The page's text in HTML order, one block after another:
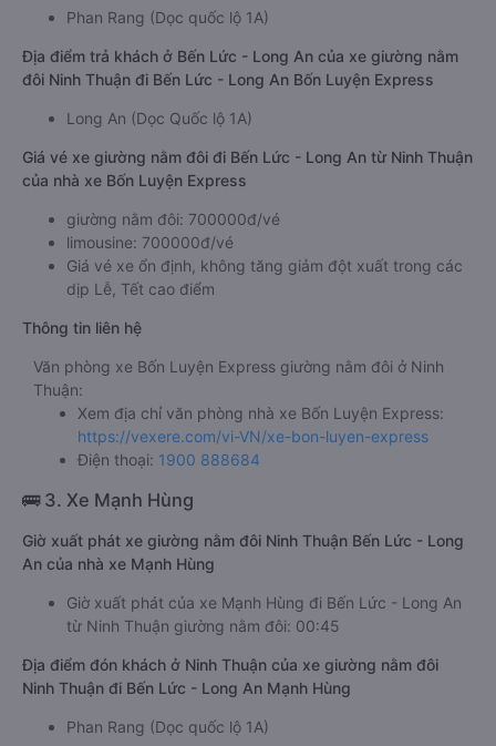
Phan Rang (Dọc quốc lộ 1A)
Địa điểm trả khách ở Bến Lức - Long An của xe giường nằm
đôi Ninh Thuận đi Bến Lức - Long An Bốn Luyện Express
Long An (Dọc Quốc lộ 1A)
Giá vé xe giường nằm đôi đi Bến Lức - Long An từ Ninh Thuận
của nhà xe Bốn Luyện Express
giường nằm đôi: 700000đ/vé
limousine: 700000đ/vé
Giá vé xe ổn định, không tăng giảm đột xuất trong các
dịp Lễ, Tết cao điểm
Thông tin liên hệ
Văn phòng xe Bốn Luyện Express giường nằm đôi ở Ninh
Thuận:
Xem địa chỉ văn phòng nhà xe Bốn Luyện Express:
https://vexere.com/vi-VN/xe-bon-luyen-express
Điện thoại: 1900 888684
🚌 3. Xe Mạnh Hùng
Giờ xuất phát xe giường nằm đôi Ninh Thuận Bến Lức - Long
An của nhà xe Mạnh Hùng
Giờ xuất phát của xe Mạnh Hùng đi Bến Lức - Long An
từ Ninh Thuận giường nằm đôi: 00:45
Địa điểm đón khách ở Ninh Thuận của xe giường nằm đôi
Ninh Thuận đi Bến Lức - Long An Mạnh Hùng
Phan Rang (Dọc quốc lộ 1A)